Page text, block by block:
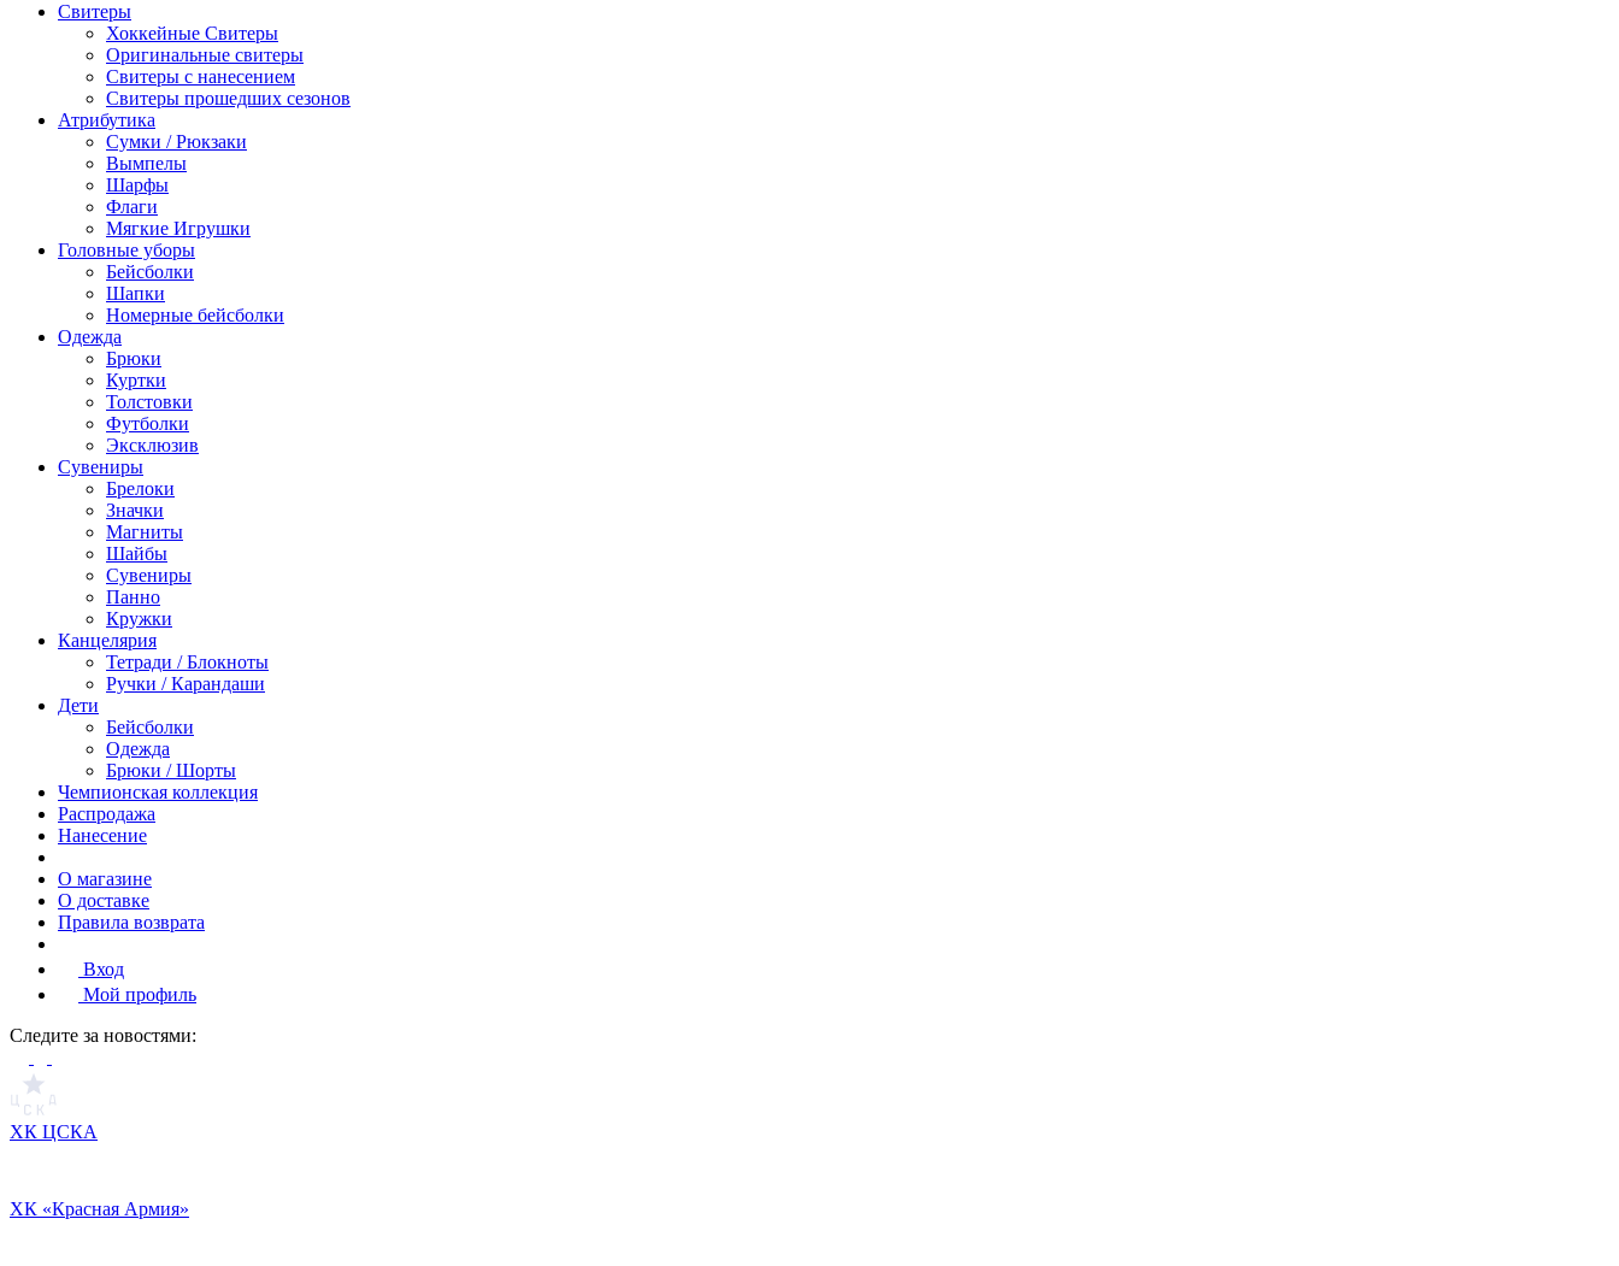
Свитеры
Хоккейные Свитеры
Оригинальные свитеры
Свитеры с нанесением
Свитеры прошедших сезонов
Атрибутика
Сумки / Рюкзаки
Вымпелы
Шарфы
Флаги
Мягкие Игрушки
Головные уборы
Бейсболки
Шапки
Номерные бейсболки
Одежда
Брюки
Куртки
Толстовки
Футболки
Эксклюзив
Сувениры
Брелоки
Значки
Магниты
Шайбы
Сувениры
Панно
Кружки
Канцелярия
Тетради / Блокноты
Ручки / Карандаши
Дети
Бейсболки
Одежда
Брюки / Шорты
Чемпионская коллекция
Распродажа
Нанесение
О магазине
О доставке
Правила возврата
Вход
Мой профиль
Cледите за новостями:
ХК ЦСКА
ХК «Красная Армия»